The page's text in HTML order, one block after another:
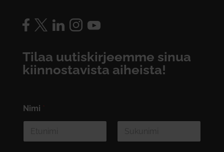
Tilaa uutiskirjeemme sinua
kiinnostavista aiheista!
Nimi *